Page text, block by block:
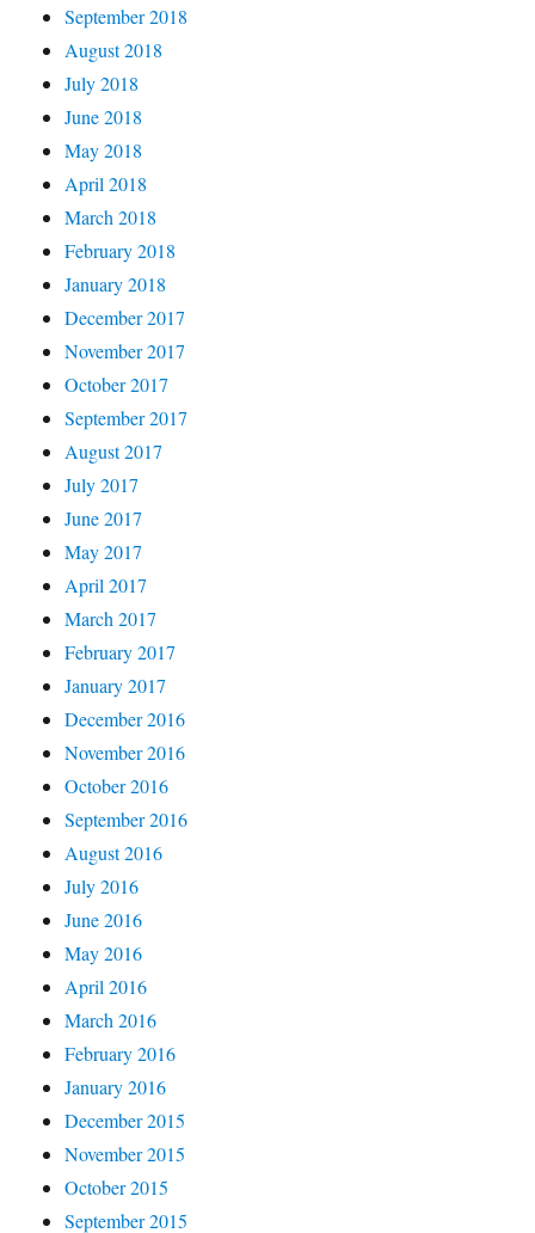
September 2018
August 2018
July 2018
June 2018
May 2018
April 2018
March 2018
February 2018
January 2018
December 2017
November 2017
October 2017
September 2017
August 2017
July 2017
June 2017
May 2017
April 2017
March 2017
February 2017
January 2017
December 2016
November 2016
October 2016
September 2016
August 2016
July 2016
June 2016
May 2016
April 2016
March 2016
February 2016
January 2016
December 2015
November 2015
October 2015
September 2015